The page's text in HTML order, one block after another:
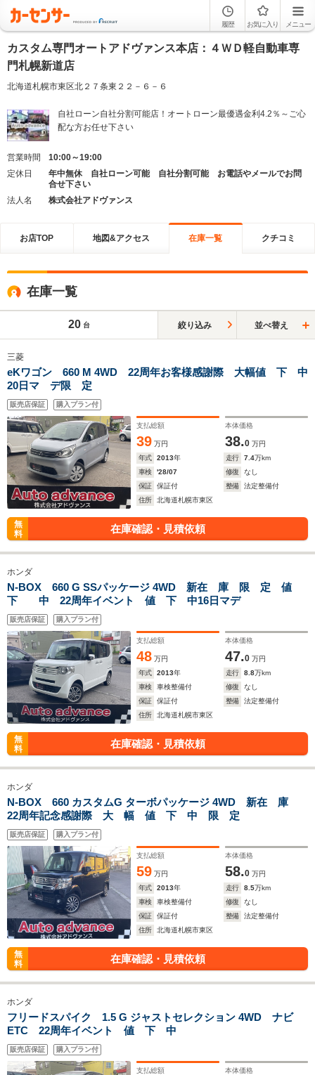
履歴 お気に入り メニュー
カスタム専門オートアドヴァンス本店：４ＷＤ軽自動車専
門札幌新道店
北海道札幌市東区北２７条東２２－６－６
自社ローン自社分割可能店！オートローン最優遇金利4.2％～ご心
配な方お任せ下さい
営業時間
10:00～19:00
定休日
年中無休 自社ローン可能 自社分割可能 お電話やメールでお問
合せ下さい
法人名
株式会社アドヴァンス
お店TOP 地図&アクセス 在庫一覧 クチコミ
在庫一覧
20 台 絞り込み 並べ替え
三菱
eKワゴン 660 M 4WD 22周年お客様感謝際 大幅値 下 中
20日マ デ限 定
販売店保証 購入プラン付
支払総額
39 万円
本体価格
38.0 万円
年式
2013年 走行 7.4万km
車検
'28/07 修復
なし
保証
保証付 整備
法定整備付
住所
北海道札幌市東区
無
料
在庫確認・見積依頼
ホンダ
N-BOX 660 G SSパッケージ 4WD 新在 庫 限 定 値
下 中 22周年イベント 値 下 中16日マデ
販売店保証 購入プラン付
支払総額
48 万円
本体価格
47.0 万円
年式
2013年 走行 8.8万km
車検
車検整備付 修復
なし
保証
保証付 整備
法定整備付
住所
北海道札幌市東区
無
料
在庫確認・見積依頼
ホンダ
N-BOX 660 カスタムG ターボパッケージ 4WD 新在 庫
22周年記念感謝際 大 幅 値 下 中 限 定
販売店保証 購入プラン付
支払総額
59 万円
本体価格
58.0 万円
年式
2013年 走行 8.5万km
車検
車検整備付 修復
なし
保証
保証付 整備
法定整備付
住所
北海道札幌市東区
無
料
在庫確認・見積依頼
ホンダ
フリードスパイク 1.5 G ジャストセレクション 4WD ナビ
ETC 22周年イベント 値 下 中
販売店保証 購入プラン付
支払総額 本体価格